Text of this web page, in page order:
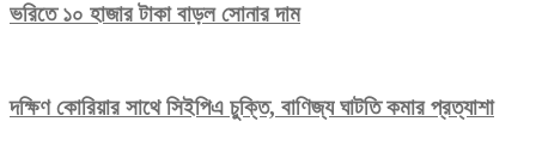
ভরিতে ১০ হাজার টাকা বাড়ল সোনার দাম
দক্ষিণ কোরিয়ার সাথে সিইপিএ চুক্তি, বাণিজ্য ঘাটতি কমার প্রত্যাশা